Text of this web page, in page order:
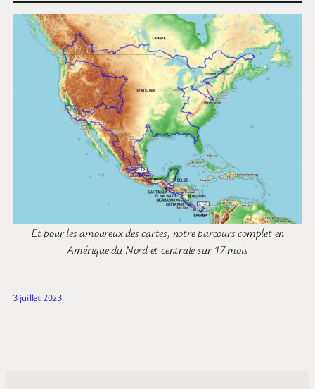
Et pour les amoureux des cartes, notre parcours complet en
Amérique du Nord et centrale sur 17 mois
3 juillet 2023